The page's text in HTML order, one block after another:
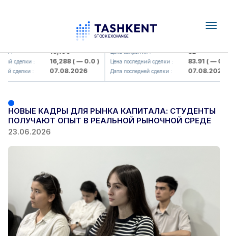
: 16,100
сделки : 16,288( — 0.0 )
сделки : 07.08.2026
KFSK (<Kafolat sug'urta
Цена закрытия : 82
Цена последний сделки : 83.91( — 0.0 )
Дата последней сделки : 07.08.2026
НОВЫЕ КАДРЫ ДЛЯ РЫНКА КАПИТАЛА: СТУДЕНТЫ
ПОЛУЧАЮТ ОПЫТ В РЕАЛЬНОЙ РЫНОЧНОЙ СРЕДЕ
23.06.2026